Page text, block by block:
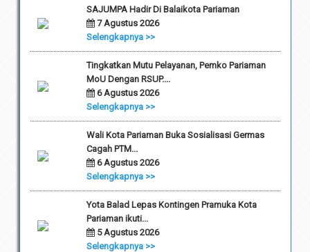
SAJUMPA Hadir Di Balaikota Pariaman
7 Agustus 2026
Selengkapnya >>
Tingkatkan Mutu Pelayanan, Pemko Pariaman
MoU Dengan RSUP....
6 Agustus 2026
Selengkapnya >>
Wali Kota Pariaman Buka Sosialisasi Germas
Cagah PTM...
6 Agustus 2026
Selengkapnya >>
Yota Balad Lepas Kontingen Pramuka Kota
Pariaman ikuti...
5 Agustus 2026
Selengkapnya >>